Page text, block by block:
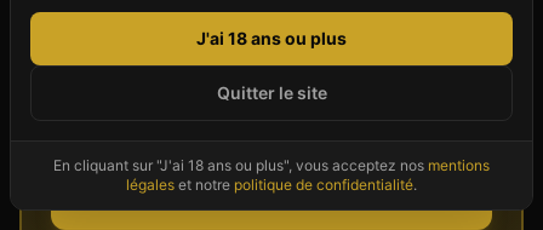
J'ai 18 ans ou plus
Quitter le site
En cliquant sur "J'ai 18 ans ou plus", vous acceptez nos mentions
légales et notre politique de confidentialité.
Des libertins près de
Loirevous attendent
Voir les profils